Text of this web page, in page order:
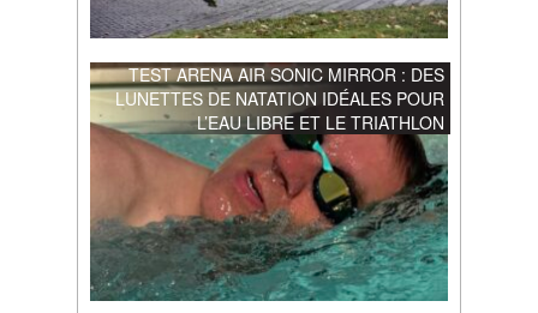
TEST ARENA AIR SONIC MIRROR : DES
LUNETTES DE NATATION IDÉALES POUR
L’EAU LIBRE ET LE TRIATHLON